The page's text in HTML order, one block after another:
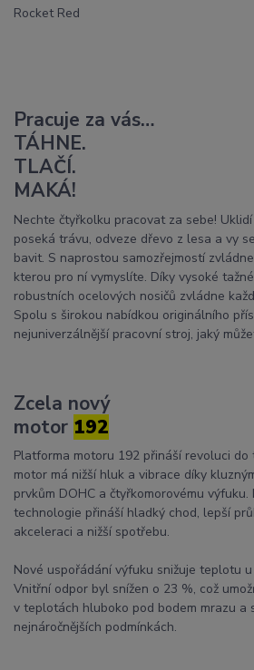
Rocket Red
Pracuje za vás…
TÁHNE.
TLAČÍ.
MAKÁ!
Nechte čtyřkolku pracovat za sebe!
poseká trávu, odveze dřevo z lesa a vy
bavit. S naprostou samozřejmostí
kterou pro ní vymyslíte. Díky vysoké
robustních ocelových nosičů zvládne
Spolu s širokou nabídkou originálního
nejuniverzálnější pracovní stroj, jaký
Zcela nový
motor 192
Platforma motoru 192 přináší revoluci
motor má nižší hluk a vibrace díky
prvkům DOHC a čtyřkomorovému výfuku.
technologie přináší hladký chod, lepší
akceleraci a nižší spotřebu.
Nové uspořádání výfuku snižuje teplotu u
Vnitřní odpor byl snížen o 23 %, což
v teplotách hluboko pod bodem mrazu a
nejnáročnějších podmínkách.